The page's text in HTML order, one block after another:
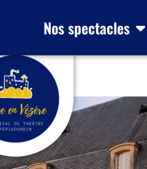
Nos spectacles